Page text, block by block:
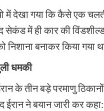
में देखा गया कि कैसे एक
में ही कार की
बनाकर किया गया
धमकी
के तीन बड़े परमाणु
ईरान ने बयान जारी कर कहा: